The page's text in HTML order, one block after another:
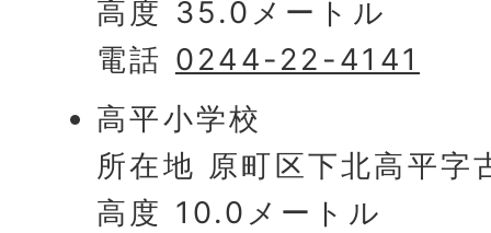
高度 35.0メートル
電話 0244-22-4141
高平小学校
所在地 原町区下北高平字
高度 10.0メートル